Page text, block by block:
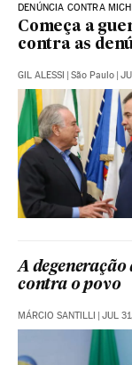
DENÚNCIA CONTRA
Começa a
contra as
GIL ALESSI | São Paulo |
A
contra o povo
MÁRCIO SANTILLI | JUL